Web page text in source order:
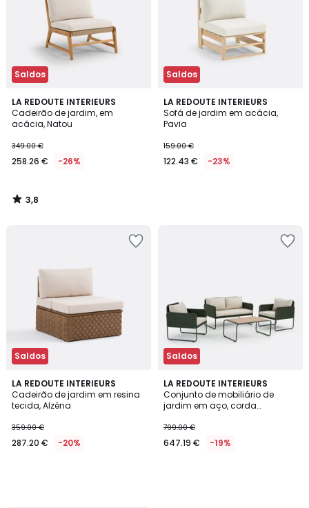
Saldos
LA REDOUTE INTERIEURS
Cadeirão de jardim, em
acácia, Natou
349.00 €
258.26 € -26%
3,8
/ 5
3,8
/
Saldos
LA REDOUTE INTERIEURS
Sofá de jardim em acácia,
Pavia
159.00 €
122.43 € -23%
Saldos
LA REDOUTE INTERIEURS
Cadeirão de jardim em resina
tecida, Alzéna
359.00 €
287.20 € -20%
Saldos
LA REDOUTE INTERIEURS
Conjunto de mobiliário de
jardim em aço, corda
peças, SEYNA
799.00 €
647.19 € -19%